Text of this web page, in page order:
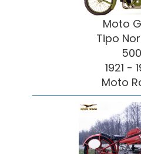
Moto
Tipo
500
1921 -
Moto